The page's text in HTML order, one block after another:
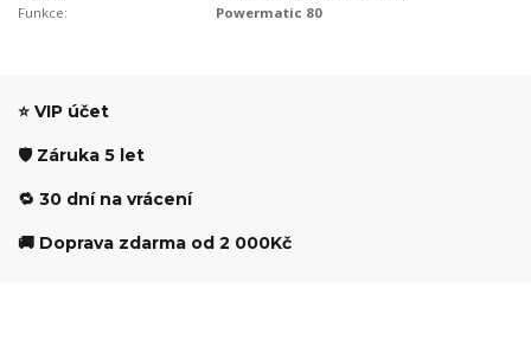
Funkce:
Powermatic 80
⭐ VIP účet
🛡️ Záruka 5 let
🔁 30 dní na vrácení
🚚 Doprava zdarma od 2 000Kč